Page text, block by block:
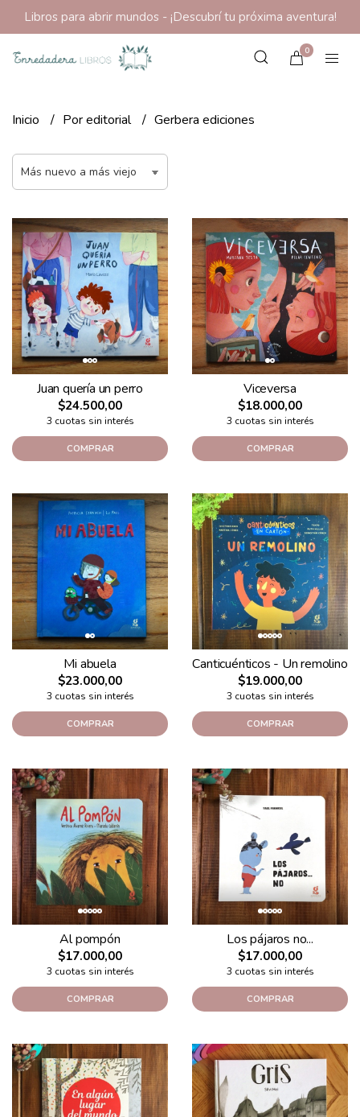
Libros para abrir mundos - ¡Descubrí tu próxima aventura!
0
Inicio Por editorial Gerbera ediciones
Juan quería un perro
$24.500,00
3 cuotas sin interés
COMPRAR
Viceversa
$18.000,00
3 cuotas sin interés
COMPRAR
Mi abuela
$23.000,00
3 cuotas sin interés
COMPRAR
Canticuénticos - Un remolino
$19.000,00
3 cuotas sin interés
COMPRAR
Al pompón
$17.000,00
3 cuotas sin interés
COMPRAR
Los pájaros no...
$17.000,00
3 cuotas sin interés
COMPRAR